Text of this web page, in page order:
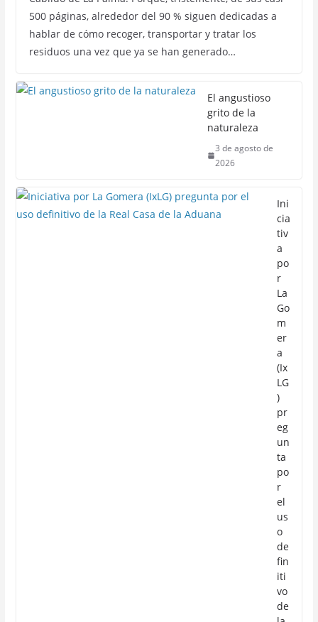
500 páginas, alrededor del 90 % siguen dedicadas a
hablar de cómo recoger, transportar y tratar los
residuos una vez que ya se han generado…
El angustioso
grito de la
naturaleza
3 de agosto de
2026
Ini
cia
tiv
a
po
r
La
Go
m
er
a
(Ix
LG
)
pr
eg
un
ta
po
r
el
us
o
de
fin
iti
vo
de